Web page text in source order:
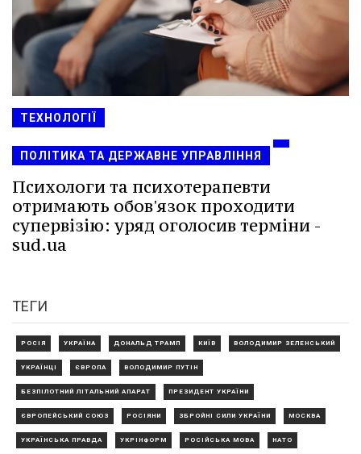
ТЕХНОЛОГІЇ
ПОЛІТИКА ТА ДЕРЖАВНЕ УПРАВЛІННЯ
Психологи та психотерапевти
отримають обов'язок проходити
супервізію: уряд оголосив терміни -
sud.ua
ТЕГИ
РОСІЯ УКРАЇНА ДОНАЛЬД ТРАМП КИЇВ ВОЛОДИМИР ЗЕЛЕНСЬКИЙ
УКРАЇНЦІ ЄВРОПА ВОЛОДИМИР ПУТІН
БЕЗПІЛОТНИЙ ЛІТАЛЬНИЙ АПАРАТ ПРЕЗИДЕНТ УКРАЇНИ
ЄВРОПЕЙСЬКИЙ СОЮЗ РОСІЯНИ ЗБРОЙНІ СИЛИ УКРАЇНИ МОСКВА
УКРАЇНСЬКА ПРАВДА УКРІНФОРМ РОСІЙСЬКА МОВА НАТО